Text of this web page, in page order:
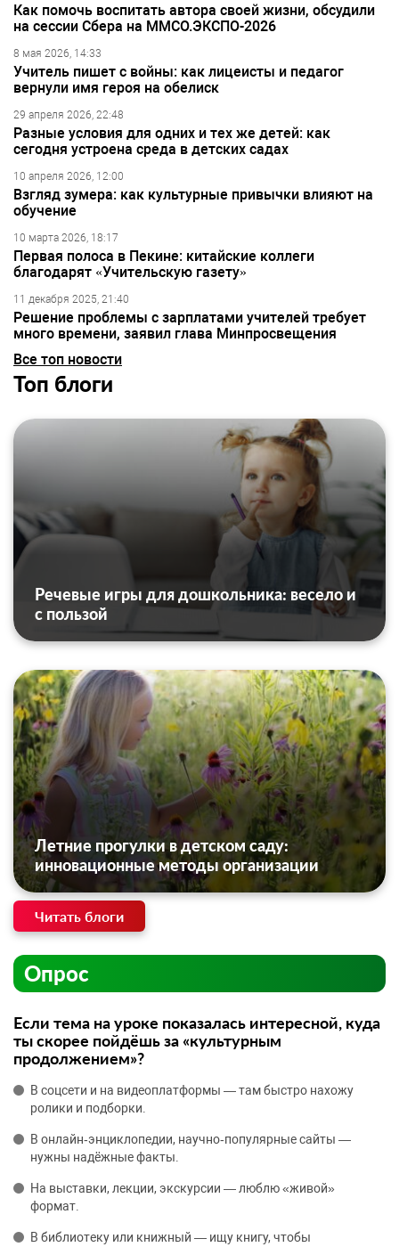
Как помочь воспитать автора своей жизни, обсудили
на сессии Сбера на ММСО.ЭКСПО-2026
8 мая 2026, 14:33
Учитель пишет с войны: как лицеисты и педагог
вернули имя героя на обелиск
29 апреля 2026, 22:48
Разные условия для одних и тех же детей: как
сегодня устроена среда в детских садах
10 апреля 2026, 12:00
Взгляд зумера: как культурные привычки влияют на
обучение
10 марта 2026, 18:17
Первая полоса в Пекине: китайские коллеги
благодарят «Учительскую газету»
11 декабря 2025, 21:40
Решение проблемы с зарплатами учителей требует
много времени, заявил глава Минпросвещения
Все топ новости
Топ блоги
Речевые игры для дошкольника: весело и
с пользой
Летние прогулки в детском саду:
инновационные методы организации
Читать блоги
Опрос
Если тема на уроке показалась интересной, куда
ты скорее пойдёшь за «культурным
продолжением»?
В соцсети и на видеоплатформы — там быстро нахожу
ролики и подборки.
В онлайн‑энциклопедии, научно‑популярные сайты —
нужны надёжные факты.
На выставки, лекции, экскурсии — люблю «живой»
формат.
В библиотеку или книжный — ищу книгу, чтобы